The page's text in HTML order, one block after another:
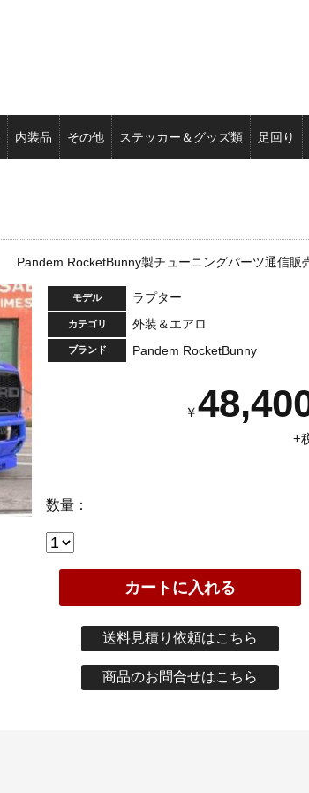
内装品 その他 ステッカー＆グッズ類 足回り
Pandem RocketBunny製チューニングパーツ通信販
モデル ラプター
カテゴリ 外装＆エアロ
ブランド Pandem RocketBunny
￥
+
数量：